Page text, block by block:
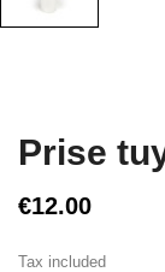
Prise
€12.00
Tax included